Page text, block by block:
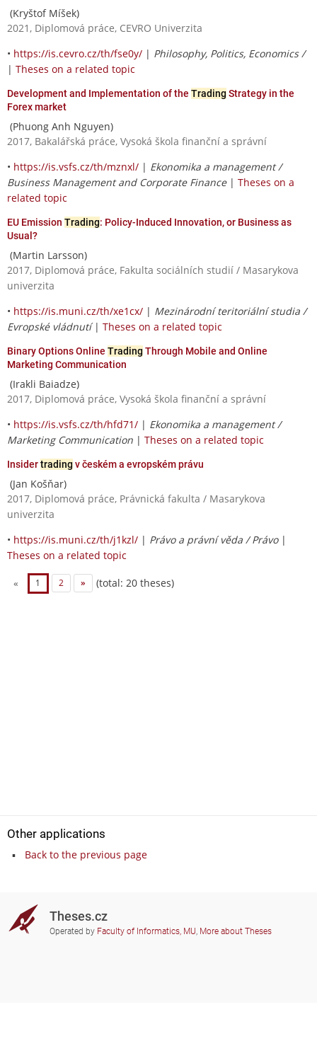
(Kryštof Míšek)
2021, Diplomová práce, CEVRO Univerzita
• https://is.cevro.cz/th/fse0y/ | Philosophy, Politics, Economics /
| Theses on a related topic
Development and Implementation of the Trading Strategy in the
Forex market
(Phuong Anh Nguyen)
2017, Bakalářská práce, Vysoká škola finanční a správní
• https://is.vsfs.cz/th/mznxl/ | Ekonomika a management /
Business Management and Corporate Finance| Theses on a
related topic
EU Emission Trading: Policy-Induced Innovation, or Business as
Usual?
(Martin Larsson)
2017, Diplomová práce, Fakulta sociálních studií / Masarykova
univerzita
• https://is.muni.cz/th/xe1cx/ | Mezinárodní teritoriální studia /
Evropské vládnutí| Theses on a related topic
Binary Options Online Trading Through Mobile and Online
Marketing Communication
(Irakli Baiadze)
2017, Diplomová práce, Vysoká škola finanční a správní
• https://is.vsfs.cz/th/hfd71/ | Ekonomika a management /
Marketing Communication | Theses on a related topic
Insidertrading v českém a evropském právu
(Jan Košňar)
2017, Diplomová práce, Právnická fakulta / Masarykova
univerzita
• https://is.muni.cz/th/j1kzl/ | Právo a právní věda / Právo|
Theses on a related topic
« 1 2 » (total: 20 theses)
Other applications
Back to the previous page
Theses.cz
Operated by Faculty of Informatics, MU, More about Theses